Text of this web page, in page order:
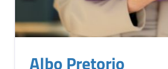
Albo Pretorio